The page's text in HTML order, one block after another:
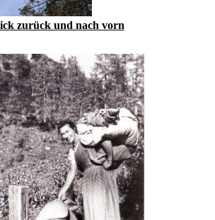
zurück und nach vorn